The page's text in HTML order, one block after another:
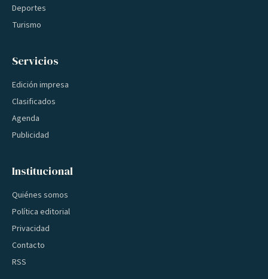
Deportes
Turismo
Servicios
Edición impresa
Clasificados
Agenda
Publicidad
Institucional
Quiénes somos
Política editorial
Privacidad
Contacto
RSS